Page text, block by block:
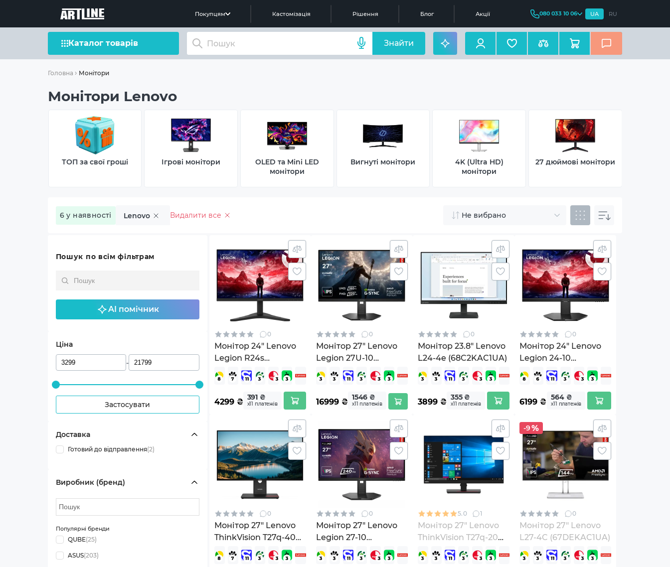
Покупцям Кастомізація Рішення Блог Акції 080 033 10 06 UA RU
Каталог товарів Знайти
Головна Монітори
Монітори Lenovo
ТОП за свої гроші Ігрові монітори
OLED та Mini LED
монітори
Вигнуті монітори
4K (Ultra HD)
монітори
27 дюймові монітори
6 у наявності Lenovo Видалити все Не вибрано
Пошук по всім фільтрам
AI помічник
Ціна
-
Застосувати
Доставка
Готовий до відправлення(2)
Виробник (бренд)
Популярні бренди
QUBE(25)
ASUS(203)
0
Монітор 24" Lenovo
Legion R24s
(68CBGAC2UA)
4299₴ 391 ₴
х11 платежів
0
Монітор 27" Lenovo
Legion 27U-10
(67D1GAC1UA)
16999₴ 1546 ₴
х11 платежів
0
Монітор 23.8" Lenovo
L24-4e (68C2KAC1UA)
3899₴ 355 ₴
х11 платежів
0
Монітор 24" Lenovo
Legion 24-10
(68C4GAC4UA)
6199 ₴ 564 ₴
х11 платежів
0
Монітор 27" Lenovo
ThinkVision T27q-40
(64A6GAT6UA)
0
Монітор 27" Lenovo
Legion 27-10
(68C5GAC4UA)
5.0 1
Монітор 27" Lenovo
ThinkVision T27q-20
(61EDGAT2UA)
-9
0
Монітор 27" Lenovo
L27-4C (67DEKAC1UA)